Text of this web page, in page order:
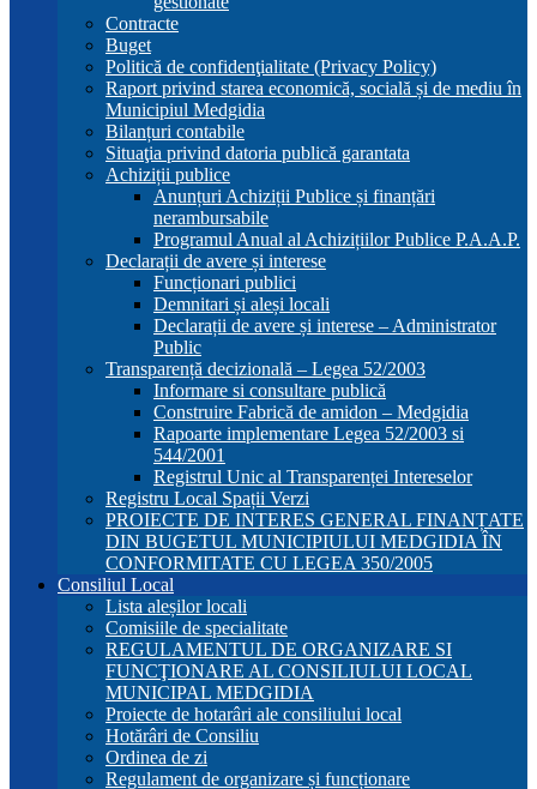
Contracte
Buget
Politică de confidenţialitate (Privacy Policy)
Raport privind starea economică, socială și de mediu în
Municipiul Medgidia
Bilanțuri contabile
Situaţia privind datoria publică garantata
Achiziții publice
Anunțuri Achiziții Publice și finanțări
nerambursabile
Programul Anual al Achizițiilor Publice P.A.A.P.
Declarații de avere și interese
Funcționari publici
Demnitari și aleși locali
Declarații de avere și interese – Administrator
Public
Transparență decizională – Legea 52/2003
Informare si consultare publică
Construire Fabrică de amidon – Medgidia
Rapoarte implementare Legea 52/2003 si
544/2001
Registrul Unic al Transparenței Intereselor
Registru Local Spații Verzi
PROIECTE DE INTERES GENERAL FINANȚATE
DIN BUGETUL MUNICIPIULUI MEDGIDIA ÎN
CONFORMITATE CU LEGEA 350/2005
Consiliul Local
Lista aleșilor locali
Comisiile de specialitate
REGULAMENTUL DE ORGANIZARE SI
FUNCŢIONARE AL CONSILIULUI LOCAL
MUNICIPAL MEDGIDIA
Proiecte de hotarâri ale consiliului local
Hotărâri de Consiliu
Ordinea de zi
Regulament de organizare și funcționare